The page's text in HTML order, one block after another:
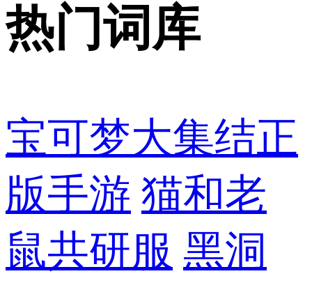
热门词库
宝可梦大集结正
版手游 猫和老
鼠共研服 黑洞